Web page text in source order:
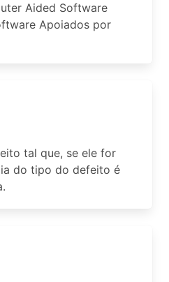
Aided Software
Apoiados por
tal que, se ele for
do tipo do defeito é